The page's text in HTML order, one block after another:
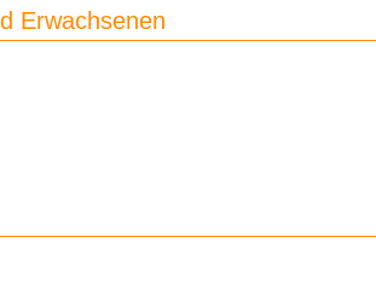
Erwachsenen